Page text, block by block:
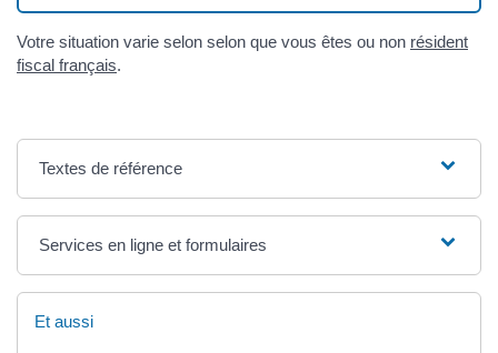
Votre situation varie selon selon que vous êtes ou non résident
fiscal français.
Textes de référence
Services en ligne et formulaires
Et aussi